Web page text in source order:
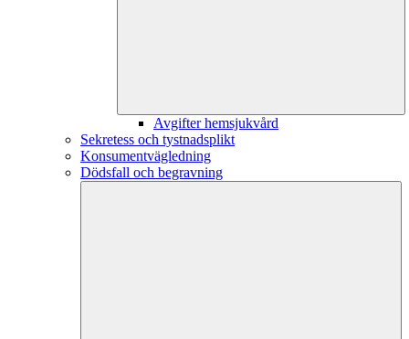
Avgifter hemsjukvård
Sekretess och tystnadsplikt
Konsumentvägledning
Dödsfall och begravning